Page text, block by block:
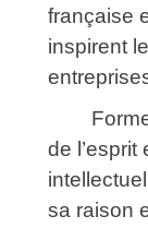
française
inspirent
Former
de
sa raison